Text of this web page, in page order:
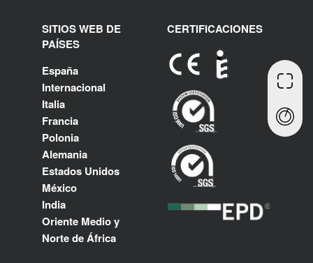
SITIOS WEB DE
PAÍSES
España
Internacional
Italia
Francia
Polonia
Alemania
Estados Unidos
México
India
Oriente Medio y
Norte de África
CERTIFICACIONES